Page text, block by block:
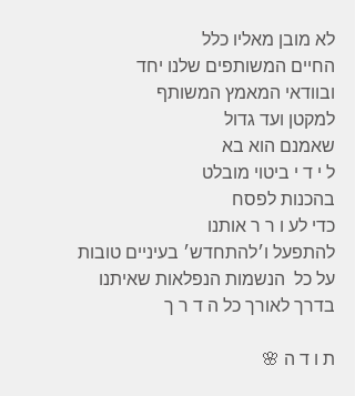
לא מובן מאליו כלל
החיים המשותפים שלנו יחד
ובוודאי המאמץ המשותף
למקטן ועד גדול
שאמנם הוא בא
ל י ד י ביטוי מובלט
בהכנות לפסח
כדי לע ו ר ר אותנו
להתפעל ו׳להתחדש׳ בעיניים טובות
על כל  הנשמות הנפלאות שאיתנו
בדרך לאורך כל ה ד ר ך
ת ו ד ה 🌸